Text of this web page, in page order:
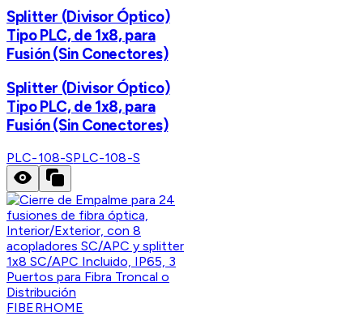
Splitter (Divisor Óptico)
Tipo PLC, de 1x8, para
Fusión (Sin Conectores)
Splitter (Divisor Óptico)
Tipo PLC, de 1x8, para
Fusión (Sin Conectores)
PLC-108-SPLC-108-S
FIBERHOME